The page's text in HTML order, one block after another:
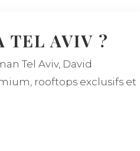
TEL AVIV ?
Tel Aviv, David
rooftops exclusifs et